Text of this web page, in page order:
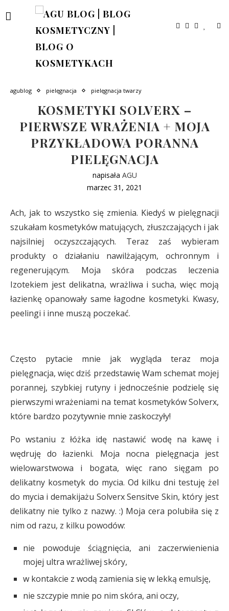
agublog pielęgnacja pielęgnacja twarzy
KOSMETYKI SOLVERX –
PIERWSZE WRAŻENIA + MOJA
PRZYKŁADOWA PORANNA
PIELĘGNACJA
napisała AGU
marzec 31, 2021
Ach, jak to wszystko się zmienia. Kiedyś w pielęgnacji
szukałam kosmetyków matujących, złuszczających i jak
najsilniej oczyszczających. Teraz zaś wybieram
produkty o działaniu nawilżającym, ochronnym i
regenerującym. Moja skóra podczas leczenia
Izotekiem jest delikatna, wrażliwa i sucha, więc moją
łazienkę opanowały same łagodne kosmetyki. Kwasy,
peelingi i inne muszą poczekać.
Często pytacie mnie jak wygląda teraz moja
pielęgnacja, więc dziś przedstawię Wam schemat mojej
porannej, szybkiej rutyny i jednocześnie podzielę się
pierwszymi wrażeniami na temat kosmetyków Solverx,
które bardzo pozytywnie mnie zaskoczyły!
Po wstaniu z łóżka idę nastawić wodę na kawę i
wędruję do łazienki. Moja nocna pielęgnacja jest
wielowarstwowa i bogata, więc rano sięgam po
delikatny kosmetyk do mycia. Od kilku dni testuję żel
do mycia i demakijażu Solverx Sensitve Skin, który jest
delikatny nie tylko z nazwy. :) Moja cera polubiła się z
nim od razu, z kilku powodów:
nie powoduje ściągnięcia, ani zaczerwienienia
mojej ultra wrażliwej skóry,
w kontakcie z wodą zamienia się w lekką emulsję,
nie szczypie mnie po nim skóra, ani oczy,